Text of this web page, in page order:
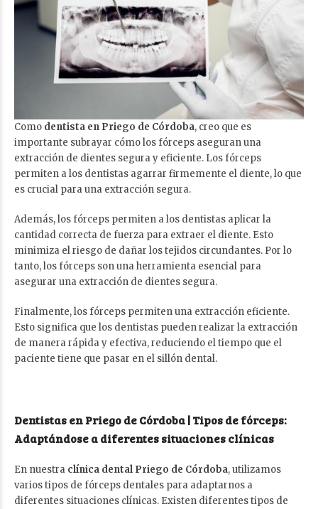
Como dentista en Priego de Córdoba, creo que es
importante subrayar cómo los fórceps aseguran una
extracción de dientes segura y eficiente. Los fórceps
permiten a los dentistas agarrar firmemente el diente, lo que
es crucial para una extracción segura.
Además, los fórceps permiten a los dentistas aplicar la
cantidad correcta de fuerza para extraer el diente. Esto
minimiza el riesgo de dañar los tejidos circundantes. Por lo
tanto, los fórceps son una herramienta esencial para
asegurar una extracción de dientes segura.
Finalmente, los fórceps permiten una extracción eficiente.
Esto significa que los dentistas pueden realizar la extracción
de manera rápida y efectiva, reduciendo el tiempo que el
paciente tiene que pasar en el sillón dental.
Dentistas en Priego de Córdoba | Tipos de fórceps:
Adaptándose a diferentes situaciones clínicas
En nuestra clínica dental Priego de Córdoba, utilizamos
varios tipos de fórceps dentales para adaptarnos a
diferentes situaciones clínicas. Existen diferentes tipos de